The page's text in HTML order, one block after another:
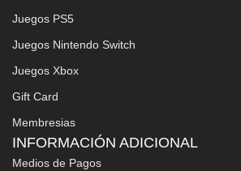
Juegos PS5
Juegos Nintendo Switch
Juegos Xbox
Gift Card
Membresias
INFORMACIÓN ADICIONAL
Medios de Pagos